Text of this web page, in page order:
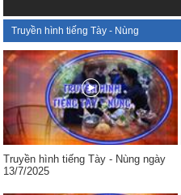
Truyền hình tiếng Tày - Nùng
Truyền hình tiếng Tày - Nùng ngày
13/7/2025